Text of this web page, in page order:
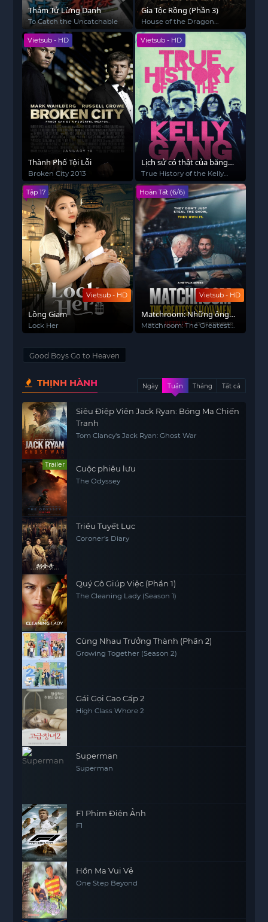
Thám Tử Lừng Danh
To Catch the Uncatchable
Gia Tộc Rồng (Phần 3)
House of the Dragon
(Season 3)
Vietsub - HD
Thành Phố Tội Lỗi
Broken City 2013
Vietsub - HD
Lịch sử có thật của băng
đảng Kelly
True History of the Kelly
Gang
Vietsub - HD
Tập 17
Lồng Giam
Lock Her
Vietsub - HD
Hoàn Tất (6/6)
Matchroom: Những ông
bầu đẳng cấp
Matchroom: The Greatest
Showmen
Good Boys Go to Heaven
THỊNH HÀNH Ngày Tuần Tháng Tất cả
Siêu Điệp Viên Jack Ryan: Bóng Ma Chiến
Tranh
Tom Clancy's Jack Ryan: Ghost War
Trailer Cuộc phiêu lưu
The Odyssey
Triều Tuyết Lục
Coroner's Diary
Quý Cô Giúp Việc (Phần 1)
The Cleaning Lady (Season 1)
Cùng Nhau Trưởng Thành (Phần 2)
Growing Together (Season 2)
Gái Gọi Cao Cấp 2
High Class Whore 2
Superman
Superman
F1 Phim Điện Ảnh
F1
Hồn Ma Vui Vẻ
One Step Beyond